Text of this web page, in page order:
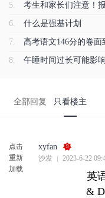
5. 考生和家长们注意！
6. 什么是强基计划
7. 高考语文146分的卷面
8. 午睡时间过长可能影
全部回复 只看楼主
点击
重新
加载
xyfan 9
沙发 2023-6-22
英
&